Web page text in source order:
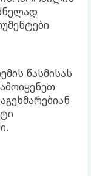
წასმისას